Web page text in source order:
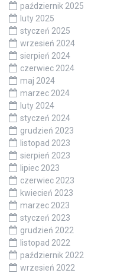
październik 2025
luty 2025
styczeń 2025
wrzesień 2024
sierpień 2024
czerwiec 2024
maj 2024
marzec 2024
luty 2024
styczeń 2024
grudzień 2023
listopad 2023
sierpień 2023
lipiec 2023
czerwiec 2023
kwiecień 2023
marzec 2023
styczeń 2023
grudzień 2022
listopad 2022
październik 2022
wrzesień 2022